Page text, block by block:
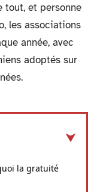
tout, et personne
les associations
année, avec
adoptés sur
la gratuité